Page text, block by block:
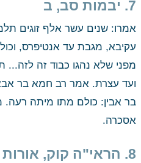
7. יבמות סב, ב
אסכרה.